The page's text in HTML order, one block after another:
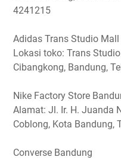
4241215
Adidas Trans Studio
Lokasi toko: Trans
Cibangkong, Bandung,
Nike Factory Store
Alamat: Jl. Ir. H. Juanda
Coblong, Kota Bandung,
Converse Bandung